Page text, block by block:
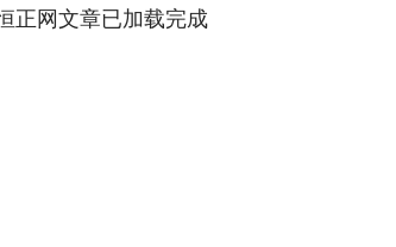
正网文章已加载完成